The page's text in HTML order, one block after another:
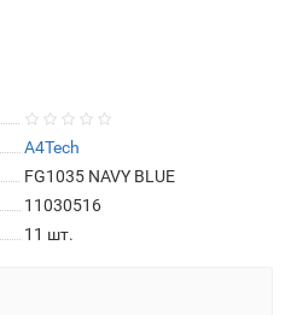
A4Tech
FG1035 NAVY BLUE
11030516
11 шт.